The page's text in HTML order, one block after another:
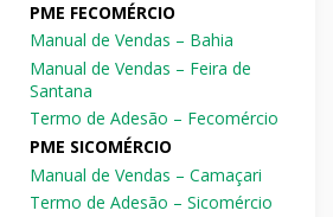
PME FECOMÉRCIO
Manual de Vendas – Bahia
Manual de Vendas – Feira de
Santana
Termo de Adesão – Fecomércio
PME SICOMÉRCIO
Manual de Vendas – Camaçari
Termo de Adesão – Sicomércio